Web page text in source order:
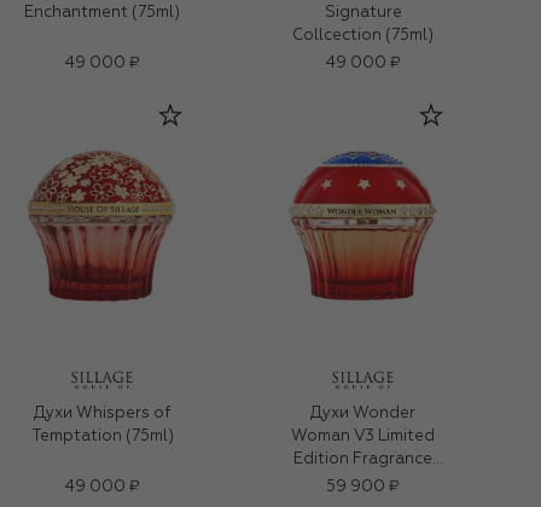
Enchantment (75ml)
49 000 ₽
Signature
Collcection (75ml)
49 000 ₽
Духи Whispers of
Temptation (75ml)
49 000 ₽
Духи Wonder
Woman V3 Limited
Edition Fragrance
(75ml)
59 900 ₽